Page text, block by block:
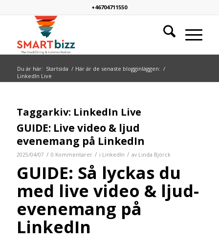
+46704711550
Du är här: Startsida / Här är de senaste blogginläggen: /
LinkedIn Live
Taggarkiv: LinkedIn Live
GUIDE: Live video & ljud
evenemang på LinkedIn
2025/04/07 / 0 Kommentarer / i LinkedIn / av Linda Björck
GUIDE: Så lyckas du
med live video & ljud-
evenemang på
LinkedIn